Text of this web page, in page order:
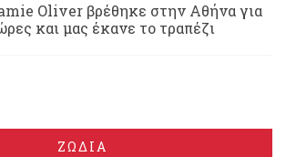
Oliver βρέθηκε στην Αθήνα για
και μας έκανε το τραπέζι
ΖΩΔΙΑ